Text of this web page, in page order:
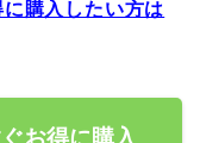
購入したい方は
お得に購入